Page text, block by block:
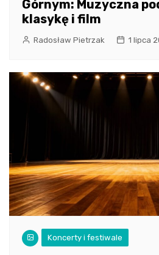
Górnym: Muzyczna
klasykę i film
Radosław Pietrzak 1 lipca
Koncerty i festiwale